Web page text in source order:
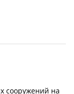
сооружений на